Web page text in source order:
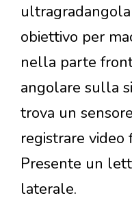
obiettivo per
nella parte
angolare sulla
trova un
registrare
Presente un
laterale.